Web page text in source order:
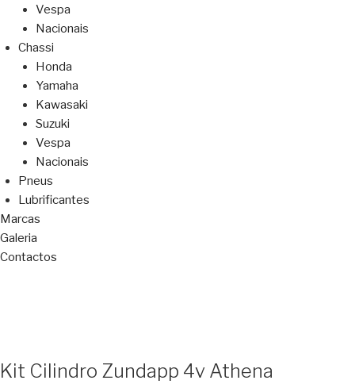
Vespa
Nacionais
Chassi
Honda
Yamaha
Kawasaki
Suzuki
Vespa
Nacionais
Pneus
Lubrificantes
Marcas
Galeria
Contactos
Kit Cilindro Zundapp 4v Athena